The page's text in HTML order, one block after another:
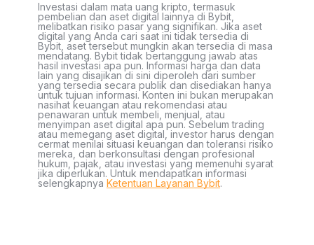
Investasi dalam mata uang kripto, termasuk
pembelian dan aset digital lainnya di Bybit,
melibatkan risiko pasar yang signifikan. Jika aset
digital yang Anda cari saat ini tidak tersedia di
Bybit, aset tersebut mungkin akan tersedia di masa
mendatang. Bybit tidak bertanggung jawab atas
hasil investasi apa pun. Informasi harga dan data
lain yang disajikan di sini diperoleh dari sumber
yang tersedia secara publik dan disediakan hanya
untuk tujuan informasi. Konten ini bukan merupakan
nasihat keuangan atau rekomendasi atau
penawaran untuk membeli, menjual, atau
menyimpan aset digital apa pun. Sebelum trading
atau memegang aset digital, investor harus dengan
cermat menilai situasi keuangan dan toleransi risiko
mereka, dan berkonsultasi dengan profesional
hukum, pajak, atau investasi yang memenuhi syarat
jika diperlukan. Untuk mendapatkan informasi
selengkapnya Ketentuan Layanan Bybit.